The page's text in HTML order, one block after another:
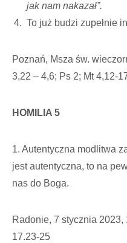
jak nam nakazał”.
To już budzi zupełnie
Poznań, Msza św.
3,22 – 4,6; Ps 2; Mt 4,12-
HOMILIA 5
1. Autentyczna modlitwa
jest autentyczna, to na
nas do Boga.
Radonie, 7 stycznia 2023,
17.23-25